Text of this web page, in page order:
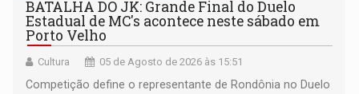
BATALHA DO JK: Grande Final do Duelo
Estadual de MC's acontece neste sábado em
Porto Velho
Cultura 05 de Agosto de 2026 às 15:51
Competição define o representante de Rondônia no Duelo